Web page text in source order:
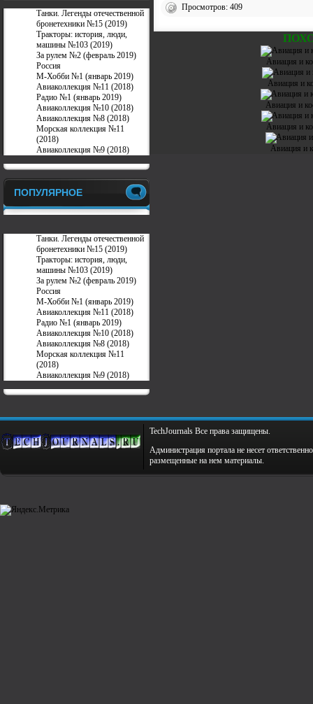
Просмотров: 409
Авиация и
Авиация и
Авиация и
Авиация и
Авиация и
Танки. Легенды отечественной
бронетехники №15 (2019)
Тракторы: история, люди,
машины №103 (2019)
За рулем №2 (февраль 2019)
Россия
М-Хобби №1 (январь 2019)
Авиаколлекция №11 (2018)
Радио №1 (январь 2019)
Авиаколлекция №10 (2018)
Авиаколлекция №8 (2018)
Морская коллекция №11
(2018)
Авиаколлекция №9 (2018)
ПОПУЛЯРНОЕ
Танки. Легенды отечественной
бронетехники №15 (2019)
Тракторы: история, люди,
машины №103 (2019)
За рулем №2 (февраль 2019)
Россия
М-Хобби №1 (январь 2019)
Авиаколлекция №11 (2018)
Радио №1 (январь 2019)
Авиаколлекция №10 (2018)
Авиаколлекция №8 (2018)
Морская коллекция №11
(2018)
Авиаколлекция №9 (2018)
TechJournals Все права защищены.
Администрация портала не несет
размещенные на нем материалы.